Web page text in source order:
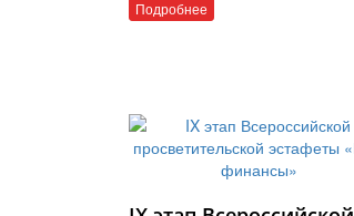
Подробнее